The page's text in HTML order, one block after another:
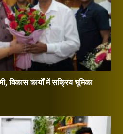
विकास कार्यों में सक्रिय भूमिका